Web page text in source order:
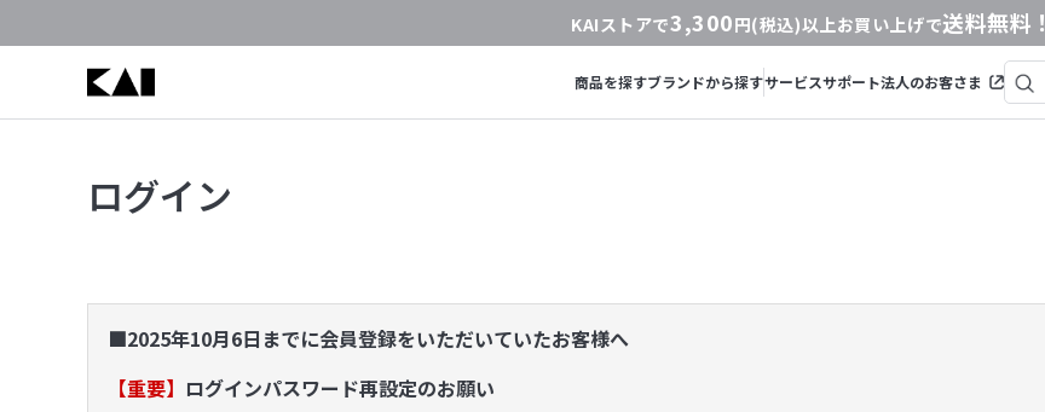
KAIストアで3,300円(税込)以上お買い上げで送料無料！
商品を探すブランドから探すサービスサポート法人のお客さま
ログイン
■2025年10月6日までに会員登録をいただいていたお客様へ
【重要】 ログインパスワード再設定のお願い